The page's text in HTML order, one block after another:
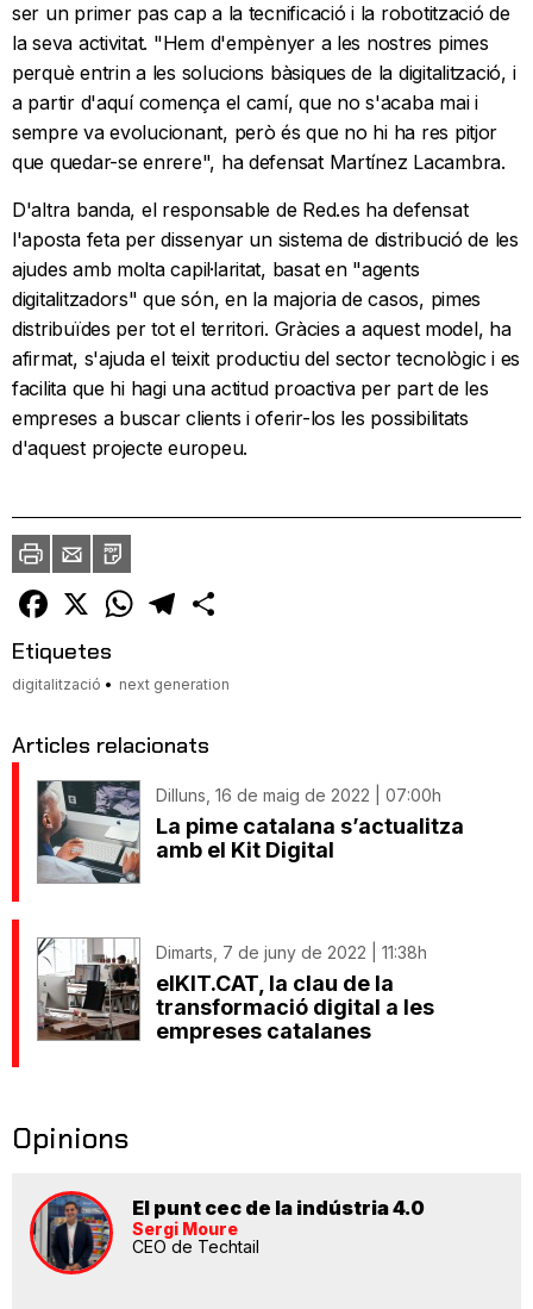
ser un primer pas cap a la tecnificació i la robotització de
la seva activitat. "Hem d'empènyer a les nostres pimes
perquè entrin a les solucions bàsiques de la digitalització, i
a partir d'aquí comença el camí, que no s'acaba mai i
sempre va evolucionant, però és que no hi ha res pitjor
que quedar-se enrere", ha defensat Martínez Lacambra.
D'altra banda, el responsable de Red.es ha defensat
l'aposta feta per dissenyar un sistema de distribució de les
ajudes amb molta capil·laritat, basat en "agents
digitalitzadors" que són, en la majoria de casos, pimes
distribuïdes per tot el territori. Gràcies a aquest model, ha
afirmat, s'ajuda el teixit productiu del sector tecnològic i es
facilita que hi hagi una actitud proactiva per part de les
empreses a buscar clients i oferir-los les possibilitats
d'aquest projecte europeu.
ImprimirEnvia
un
amic
PDF
Facebook
X WhatsAppTelegram
Etiquetes
digitalització next generation
Articles relacionats
Dilluns, 16 de maig de 2022 | 07:00h
La pime catalana s’actualitza
amb el Kit Digital
Dimarts, 7 de juny de 2022 | 11:38h
elKIT.CAT, la clau de la
transformació digital a les
empreses catalanes
Opinions
El punt cec de la indústria 4.0
Sergi Moure
CEO de Techtail